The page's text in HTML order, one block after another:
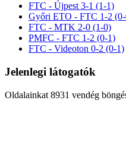
FTC - Újpest 3-1 (1-1)
Győri ETO - FTC 1-2
FTC - MTK 2-0 (1-0)
PMFC - FTC 1-2 (0-1)
FTC - Videoton 0-2 (0-1)
Jelenlegi látogatók
Oldalainkat 8931 vendég